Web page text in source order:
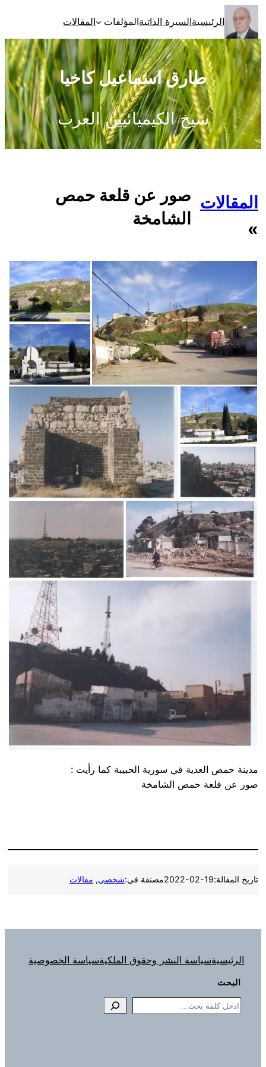
تخطى
إلى
المحتوى
الرئيسيةالسيرة الذاتيةالمؤلفات المقالات
طارق اسماعيل كاخيا
شيخ الكيميائيين العرب
المقالات
»
صور عن قلعة حمص
الشامخة
مدينة حمص العدية في سورية الحبيبة كما رأيت :
صور عن قلعة حمص الشامخة
تاريخ المقالة:2022-02-19مصنفة في:شخصي, مقالات
الرئيسيةسياسة النشر وحقوق الملكيةسياسة الخصوصية
البحث
Search